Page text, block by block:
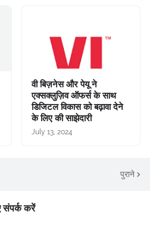
वी बिज़नेस और पेयू ने
एक्सक्लुज़िव ऑफर्स के साथ
डिजिटल विकास को बढ़ावा देने
के लिए की साझेदारी
July 13, 2024
पुराने
संपर्क करें